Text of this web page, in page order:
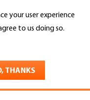
your user experience
to us doing so.
THANKS
Search